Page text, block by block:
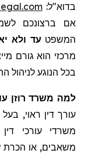
בדוא"ל:
אם ברצונכם
המשפט עד ולא
מרכזי הוא גורם
בכל הנוגע לניהול
למה משרד רוזן
עורך דין ראוי,
משרדי עורכי
משאבים, או הכרת